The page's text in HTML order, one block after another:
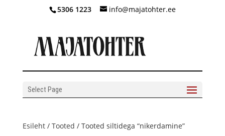
5306 1223 info@majatohter.ee
Select Page
Esileht/ Tooted / Tooted siltidega “nikerdamine”